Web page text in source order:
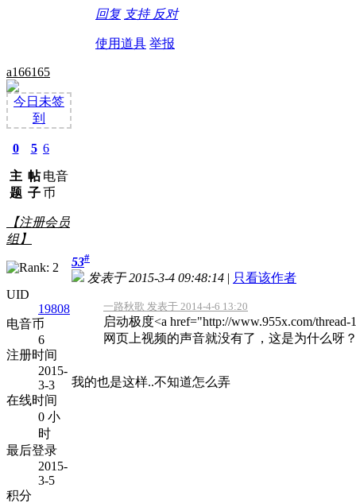
回复 支持 反对
使用道具 举报
a166165
今日未签
到
0
主
题
5
帖
子
6
电音
币
【注册会员
组】
UID
19808
电音币
6
注册时间
2015-
3-3
在线时间
0 小
时
最后登录
2015-
3-5
积分
53#
发表于 2015-3-4 09:48:14 | 只看该作者
一路秋歌 发表于 2014-4-6 13:20
启动极度<a href="http://www.955x.com/
网页上视频的声音就没有了，这是为什么呀
我的也是这样..不知道怎么弄